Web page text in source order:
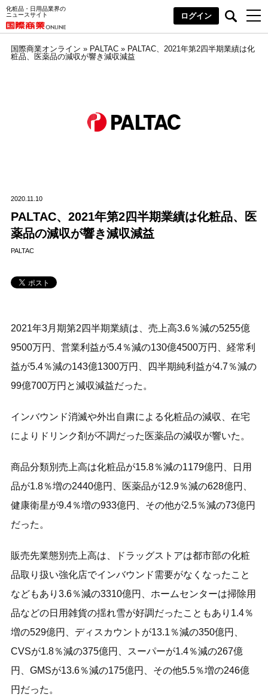
化粧品・日用品業界の
ニュースサイト
ログイン
国際商業オンライン » PALTAC» PALTAC、2021年第2四半期業績は化
粧品、医薬品の減収が響き減収減益
2020.11.10
PALTAC、2021年第2四半期業績は化粧品、医
薬品の減収が響き減収減益
PALTAC
2021年3月期第2四半期業績は、売上高3.6％減の5255億
9500万円、営業利益が5.4％減の130億4500万円、経常利
益が5.4％減の143億1300万円、四半期純利益が4.7％減の
99億700万円と減収減益だった。
インバウンド消滅や外出自粛による化粧品の減収、在宅
によりドリンク剤が不調だった医薬品の減収が響いた。
商品分類別売上高は化粧品が15.8％減の1179億円、日用
品が1.8％増の2440億円、医薬品が12.9％減の628億円、
健康衛星が9.4％増の933億円、その他が2.5％減の73億円
だった。
販売先業態別売上高は、ドラッグストアは都市部の化粧
品取り扱い強化店でインバウンド需要がなくなったこと
などもあり3.6％減の3310億円、ホームセンターは掃除用
品などの日用雑貨の揺れ雪が好調だったこともあり1.4％
増の529億円、ディスカウントが13.1％減の350億円、
CVSが1.8％減の375億円、スーパーが1.4％減の267億
円、GMSが13.6％減の175億円、その他5.5％増の246億
円だった。